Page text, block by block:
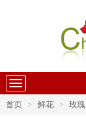
中国鲜花速递
首页 鲜花 玫瑰